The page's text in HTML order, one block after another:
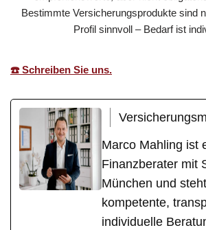
Bestimmte Versicherungsprodukte sind
Profil sinnvoll – Bedarf ist
☎️ Schreiben Sie uns.
Marco Mahling ist
Finanzberater mit
München und
kompetente,
individuelle